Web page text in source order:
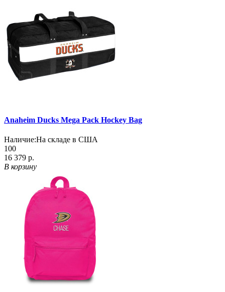
Anaheim Ducks Mega Pack Hockey Bag
Наличие:На складе в США
100
16 379 р.
В корзину